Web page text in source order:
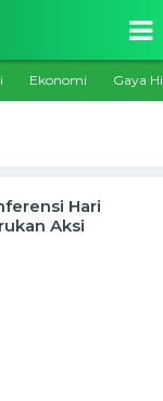
Ekonomi Gaya
Hari
Aksi